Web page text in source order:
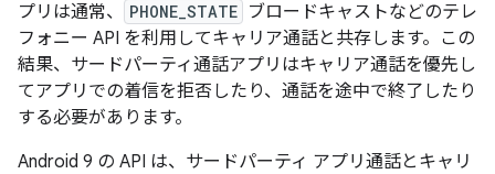
プリは通常、
PHONE_STATE ブロードキャストなどのテレ
フォニー API を利用してキャリア通話と共存します。この
結果、サードパーティ通話アプリはキャリア通話を優先し
てアプリでの着信を拒否したり、通話を途中で終了したり
する必要があります。
Android 9 の API は、サードパーティ アプリ通話とキャリ